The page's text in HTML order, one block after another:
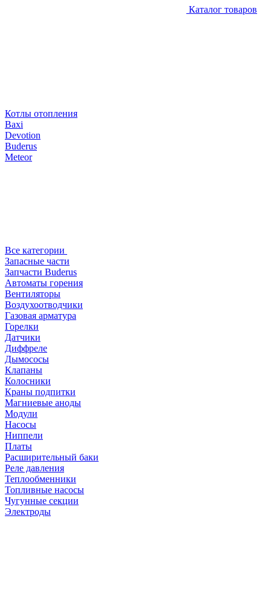
Каталог товаров
Котлы отопления
Baxi
Devotion
Buderus
Meteor
Все категории
Запасные части
Запчасти Buderus
Автоматы горения
Вентиляторы
Воздухоотводчики
Газовая арматура
Горелки
Датчики
Диффреле
Дымососы
Клапаны
Колосники
Краны подпитки
Магниевые аноды
Модули
Насосы
Ниппели
Платы
Расширительный баки
Реле давления
Теплообменники
Топливные насосы
Чугунные секции
Электроды